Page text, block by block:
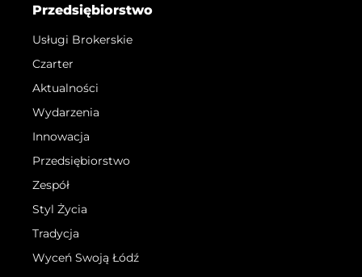
Przedsiębiorstwo
Usługi Brokerskie
Czarter
Aktualności
Wydarzenia
Innowacja
Przedsiębiorstwo
Zespół
Styl Życia
Tradycja
Wyceń Swoją Łódź